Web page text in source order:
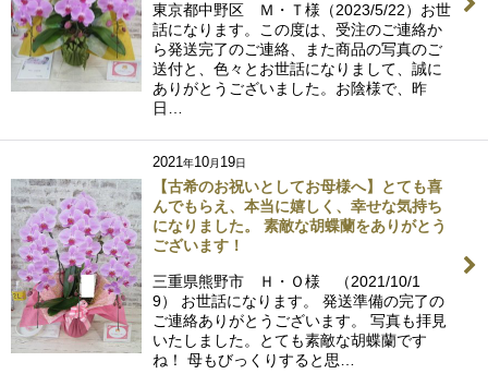
東京都中野区 Ｍ・Ｔ様（2023/5/22）お世
話になります。この度は、受注のご連絡か
ら発送完了のご連絡、また商品の写真のご
送付と、色々とお世話になりまして、誠に
ありがとうございました。お陰様で、昨
日…
2021年10月 19日
【古希のお祝いとしてお母様へ】とても喜
んでもらえ、本当に嬉しく、幸せな気持ち
になりました。 素敵な胡蝶蘭をありがとう
ございます！
三重県熊野市 Ｈ・Ｏ様 （2021/10/1
9） お世話になります。 発送準備の完了の
ご連絡ありがとうございます。 写真も拝見
いたしました。とても素敵な胡蝶蘭です
ね！ 母もびっくりすると思…